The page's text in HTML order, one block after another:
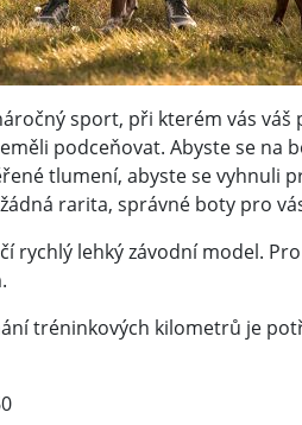
sport, při kterém vás
podceňovat. Abyste se
tlumení, abyste se vyhnuli
rarita, správné boty pro
rychlý lehký závodní model.
tréninkových kilometrů je